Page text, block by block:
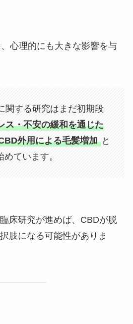
心理的にも大きな影響を与
関する研究はまだ初期段
ス・不安の緩和を通じた
外用による毛髪増加 と
ています。
床研究が進めば、CBDが脱
肢になる可能性がありま